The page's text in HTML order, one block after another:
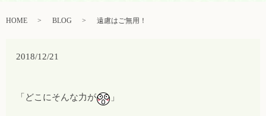
HOME BLOG 遠慮はご無用！
2018/12/21
「どこにそんな力が 」